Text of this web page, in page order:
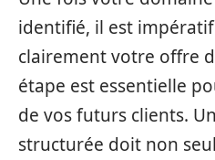
identifié, il est
clairement votre offre
étape est essentielle
de vos futurs clients.
structurée doit non